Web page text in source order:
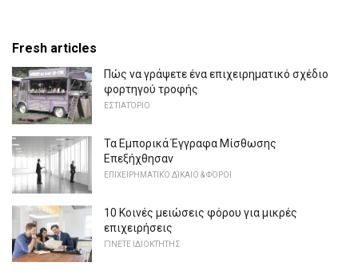
Fresh articles
Πώς να γράψετε ένα επιχειρηματικό σχέδιο
φορτηγού τροφής
ΕΣΤΙΑΤΌΡΙΟ
Τα Εμπορικά Έγγραφα Μίσθωσης
Επεξήχθησαν
ΕΠΙΧΕΙΡΗΜΑΤΙΚΌ ΔΊΚΑΙΟ & ΦΌΡΟΙ
10 Κοινές μειώσεις φόρου για μικρές
επιχειρήσεις
ΓΊΝΕΤΕ ΙΔΙΟΚΤΉΤΗΣ